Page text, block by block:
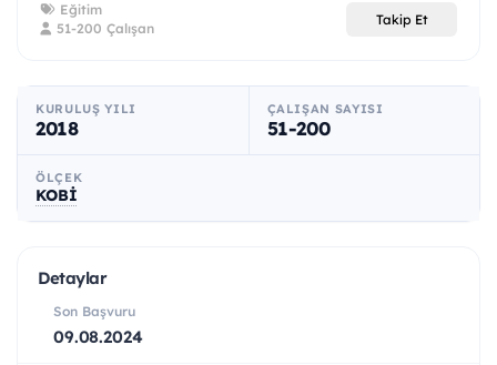
Eğitim
51-200 Çalışan
Takip Et
KURULUŞ YILI
2018
ÇALIŞAN SAYISI
51-200
ÖLÇEK
KOBİ
Detaylar
Son Başvuru
09.08.2024